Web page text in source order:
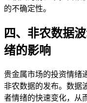
的不确定性。
四、非农数据
绪的影响
贵金属市场的投资情绪
非农数据的发布。数据
者情绪的快速变化，从